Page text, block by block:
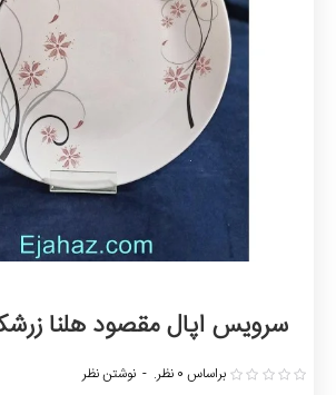
سرویس اپال مقصود هلنا زرشکی 26
براساس 0 نظر. - نوشتن نظر